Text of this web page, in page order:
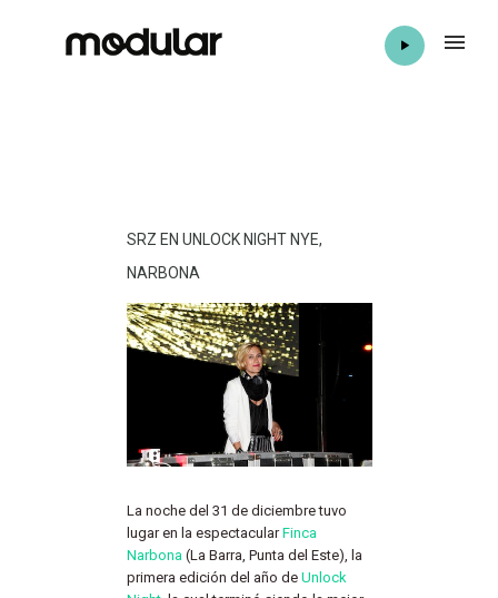
SRZ EN UNLOCK NIGHT NYE,
NARBONA
La noche del 31 de diciembre tuvo
lugar en la espectacularFinca
Narbona (La Barra, Punta del Este), la
primera edición del año de Unlock